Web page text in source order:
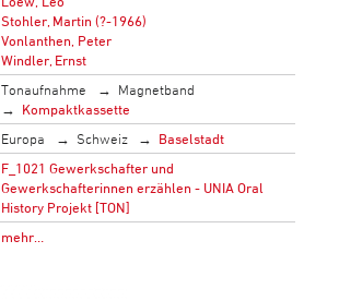
Stohler, Martin (?-1966)
Vonlanthen, Peter
Windler, Ernst
Tonaufnahme
Magnetband
Kompaktkassette
Europa Schweiz
Baselstadt
F_1021 Gewerkschafter und
Gewerkschafterinnen erzählen - UNIA Oral
History Projekt [TON]
mehr…